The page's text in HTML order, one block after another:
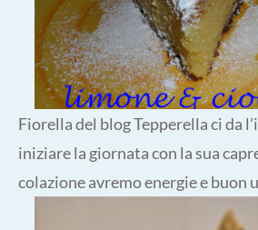
Fiorella del blog Tepperella ci da
iniziare la giornata con la sua
colazione avremo energie e buon